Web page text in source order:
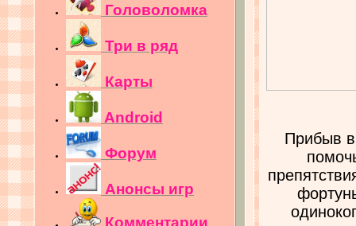
Головоломка
Три в ряд
Карты
Android
Форум
Анонсы игр
Комментарии
Прибыв